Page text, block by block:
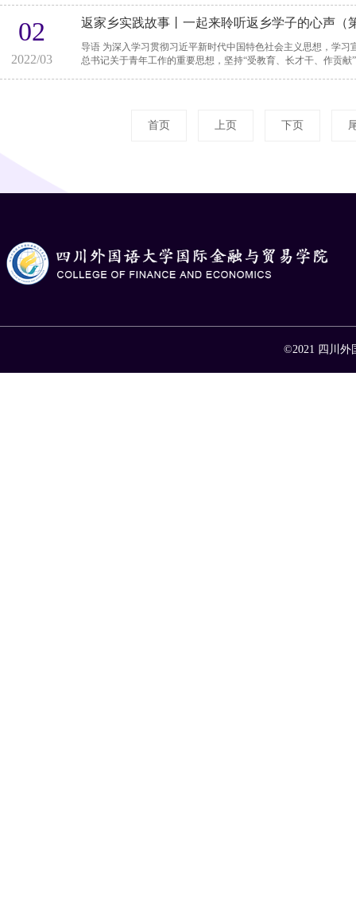
02
2022/03
返家乡实践故事丨一起来聆听返乡学子的心声（
导语 为深入学习贯彻习近平新时代中国特色社会主义思想，学习宣传贯彻党的十九届六中全会精神，认真落实习近平
总书记关于青年工作的重要思想，坚持“受教育、长才干、作贡
首页 上页 下页
©2021 四川外